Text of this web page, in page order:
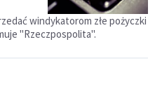
windykatorom złe pożyczki
"Rzeczpospolita".